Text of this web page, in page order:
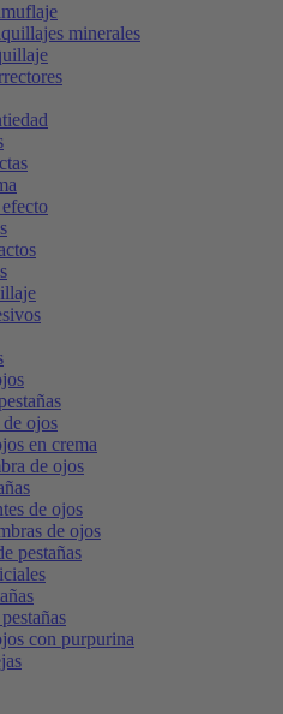
minerales
ojos
en crema
de ojos
de ojos
de ojos
pestañas
con purpurina